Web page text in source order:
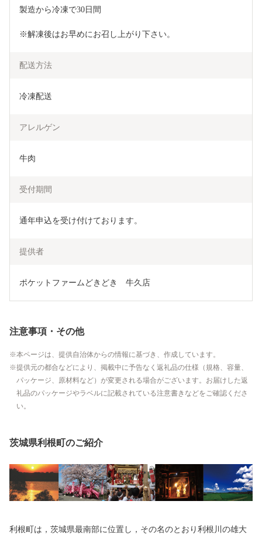
製造から冷凍で30日間
※解凍後はお早めにお召し上がり下さい。
配送方法
冷凍配送
アレルゲン
牛肉
受付期間
通年申込を受け付けております。
提供者
ポケットファームどきどき　牛久店
注意事項・その他
本ページは、提供自治体からの情報に基づき、作成しています。
提供元の都合などにより、掲載中に予告なく返礼品の仕様（規格、容量、
パッケージ、原材料など）が変更される場合がございます。お届けした返
礼品のパッケージやラベルに記載されている注意書きなどをご確認くださ
い。
茨城県利根町のご紹介
利根町は，茨城県最南部に位置し，その名のとおり利根川の雄大